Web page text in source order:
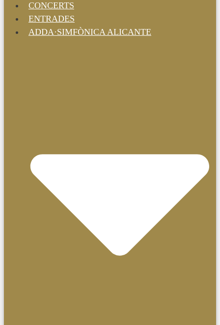
CONCERTS
ENTRADES
ADDA·SIMFÒNICA ALICANTE